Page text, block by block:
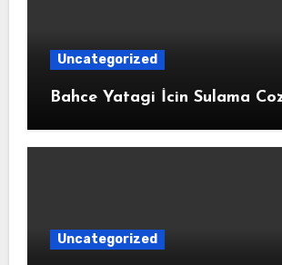
Uncategorized
Bahce Yatagi İcin Sulama
Uncategorized